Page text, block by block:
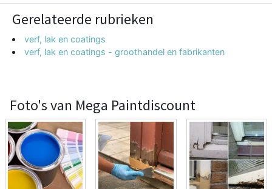
Gerelateerde rubrieken
verf, lak en coatings
verf, lak en coatings - groothandel en fabrikanten
Foto's van Mega Paintdiscount